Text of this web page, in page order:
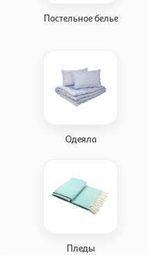
Постельное белье
Одеяла
Пледы